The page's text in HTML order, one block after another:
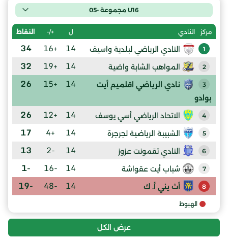
U16 مجموعة -05
مركز النادي ل +/- النقاط
1 النادي الرياضي لبلدية واسيف 14
+16
34
2 المواهب الشابة واضية 14
+19
32
3
نادي الرياضي اقلميم أيت
بوادو
14
+15
26
4 الاتحاد الرياضي أسي يوسف 14
+12
26
5 الشبيبة الرياضية لجرجرة 14
+4
17
6 النادي تقمونت عزوز 14
-2
13
7 شباب أيت عقواشة 14
-16
-1
8 أث يني أ. ك 14
-48
-19
الهبوط
عرض الكل